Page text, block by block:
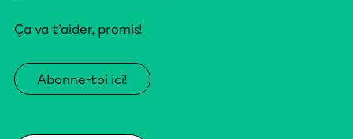
Ça va t’aider, promis!
Abonne-toi ici!